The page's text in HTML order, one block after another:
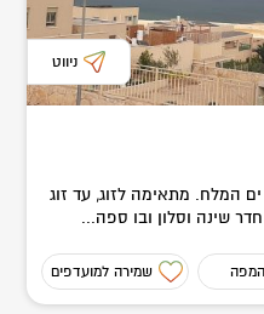
ניווט
המלח. מתאימה לזוג, עד זוג
שמירה למועדפים